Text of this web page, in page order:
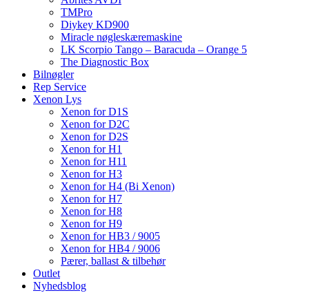
TMPro
Diykey KD900
Miracle nøgleskæremaskine
LK Scorpio Tango – Baracuda – Orange 5
The Diagnostic Box
Bilnøgler
Rep Service
Xenon Lys
Xenon for D1S
Xenon for D2C
Xenon for D2S
Xenon for H1
Xenon for H11
Xenon for H3
Xenon for H4 (Bi Xenon)
Xenon for H7
Xenon for H8
Xenon for H9
Xenon for HB3 / 9005
Xenon for HB4 / 9006
Pærer, ballast & tilbehør
Outlet
Nyhedsblog